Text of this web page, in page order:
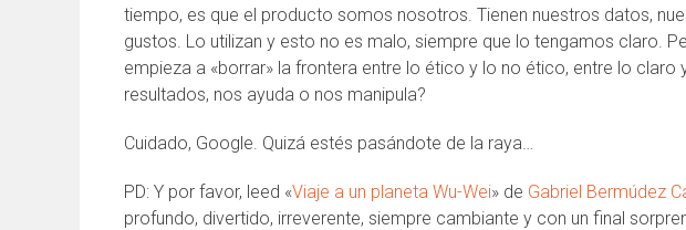
tiempo, es que el producto somos nosotros. Tienen nuestros datos,
gustos. Lo utilizan y esto no es malo, siempre que lo tengamos claro.
empieza a «borrar» la frontera entre lo ético y lo no ético, entre lo claro
resultados, nos ayuda o nos manipula?
Cuidado, Google. Quizá estés pasándote de la raya…
PD: Y por favor, leed «Viaje a un planeta Wu-Wei» de Gabriel Bermúdez
profundo, divertido, irreverente, siempre cambiante y con un final